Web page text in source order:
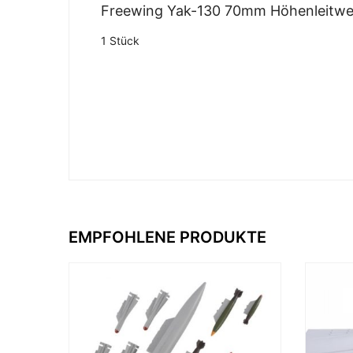
Freewing Yak-130 70mm
1 Stück
EMPFOHLENE PRODUKTE